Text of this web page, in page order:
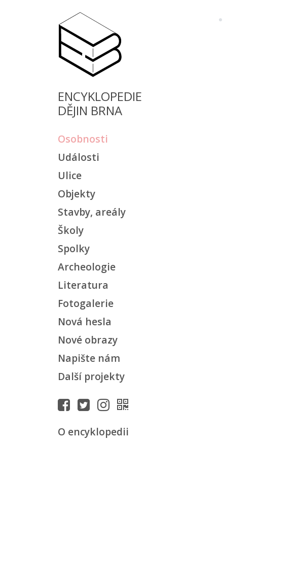
ENCYKLOPEDIE
DĚJIN BRNA
Osobnosti
Události
Ulice
Objekty
Stavby, areály
Školy
Spolky
Archeologie
Literatura
Fotogalerie
Nová hesla
Nové obrazy
Napište nám
Další projekty
O encyklopedii